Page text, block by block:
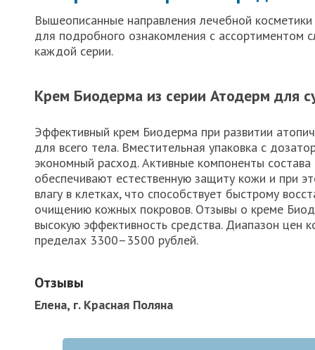
Вышеописанные направления лечебной
для подробного ознакомления с ассортиментом
каждой серии.
Крем Биодерма из серии Атодерм для
Эффективный крем Биодерма при развитии
для всего тела. Вместительная упаковка с
экономный расход. Активные компоненты
обеспечивают естественную защиту кожи и при
влагу в клетках, что способствует быстрому
очищению кожных покровов. Отзывы о креме
высокую эффективность средства. Диапазон цен
пределах 3300–3500 рублей.
Отзывы
Елена, г. Красная Поляна